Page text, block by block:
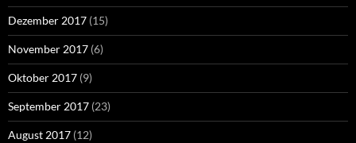
Dezember 2017 (15)
November 2017 (6)
Oktober 2017 (9)
September 2017 (23)
August 2017 (12)